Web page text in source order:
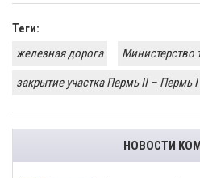
Теги:
железная дорога
Министерство
закрытие участка Пермь II – Пермь I
НОВОСТИ